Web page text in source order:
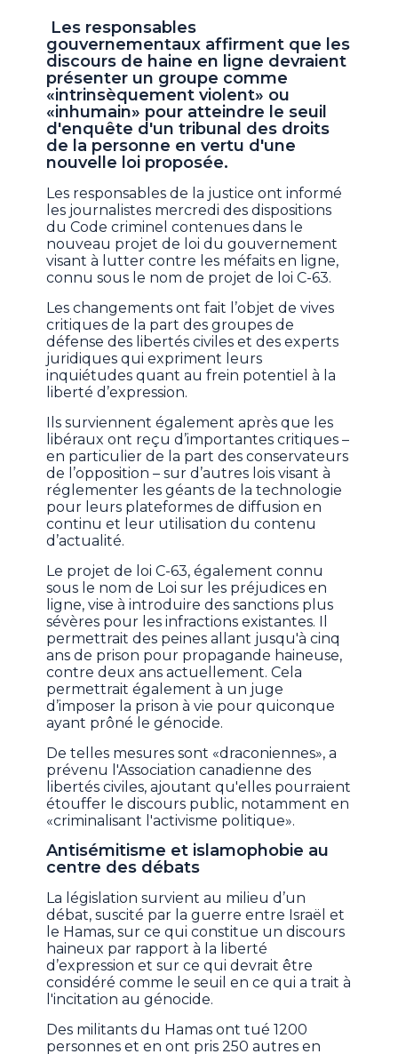
Les responsables
gouvernementaux affirment que les
discours de haine en ligne devraient
présenter un groupe comme
«intrinsèquement violent» ou
«inhumain» pour atteindre le seuil
d'enquête d'un tribunal des droits
de la personne en vertu d'une
nouvelle loi proposée.
Les responsables de la justice ont informé
les journalistes mercredi des dispositions
du Code criminel contenues dans le
nouveau projet de loi du gouvernement
visant à lutter contre les méfaits en ligne,
connu sous le nom de projet de loi C-63.
Les changements ont fait l’objet de vives
critiques de la part des groupes de
défense des libertés civiles et des experts
juridiques qui expriment leurs
inquiétudes quant au frein potentiel à la
liberté d’expression.
Ils surviennent également après que les
libéraux ont reçu d’importantes critiques –
en particulier de la part des conservateurs
de l’opposition – sur d’autres lois visant à
réglementer les géants de la technologie
pour leurs plateformes de diffusion en
continu et leur utilisation du contenu
d’actualité.
Le projet de loi C-63, également connu
sous le nom de Loi sur les préjudices en
ligne, vise à introduire des sanctions plus
sévères pour les infractions existantes. Il
permettrait des peines allant jusqu'à cinq
ans de prison pour propagande haineuse,
contre deux ans actuellement. Cela
permettrait également à un juge
d’imposer la prison à vie pour quiconque
ayant prôné le génocide.
De telles mesures sont «draconiennes», a
prévenu l'Association canadienne des
libertés civiles, ajoutant qu'elles pourraient
étouffer le discours public, notamment en
«criminalisant l'activisme politique».
Antisémitisme et islamophobie au
centre des débats
La législation survient au milieu d’un
débat, suscité par la guerre entre Israël et
le Hamas, sur ce qui constitue un discours
haineux par rapport à la liberté
d’expression et sur ce qui devrait être
considéré comme le seuil en ce qui a trait à
l'incitation au génocide.
Des militants du Hamas ont tué 1200
personnes et en ont pris 250 autres en